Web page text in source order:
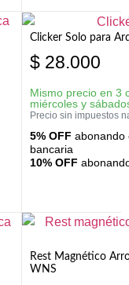
Clicker Solo para
$ 28.000
Mismo precio en 3
miércoles y
Precio sin impuestos
5% OFF abonando
bancaria
10% OFF
Rest Magnético
WNS